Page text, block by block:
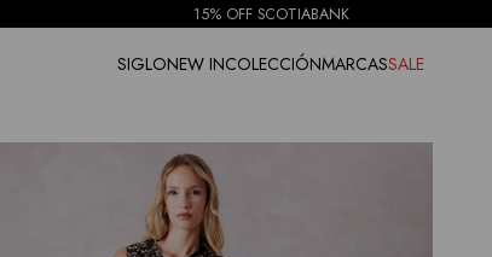
15% OFF SCOTIABANK
SIGLONEW INCOLECCIÓNMARCASSALE
NOTIFICARME